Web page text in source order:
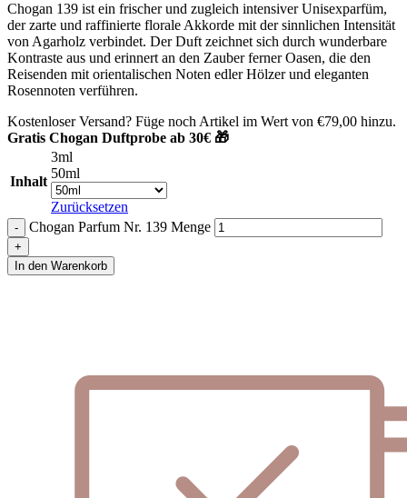
Chogan 139 ist ein frischer und zugleich intensiver Unisexparfüm,
der zarte und raffinierte florale Akkorde mit der sinnlichen Intensität
von Agarholz verbindet. Der Duft zeichnet sich durch wunderbare
Kontraste aus und erinnert an den Zauber ferner Oasen, die den
Reisenden mit orientalischen Noten edler Hölzer und eleganten
Rosennoten verführen.
Kostenloser Versand? Füge noch Artikel im Wert von €79,00 hinzu.
Gratis Chogan Duftprobe ab 30€ 🎁
Inhalt
3ml
50ml
Zurücksetzen
Chogan Parfum Nr. 139 Menge
In den Warenkorb